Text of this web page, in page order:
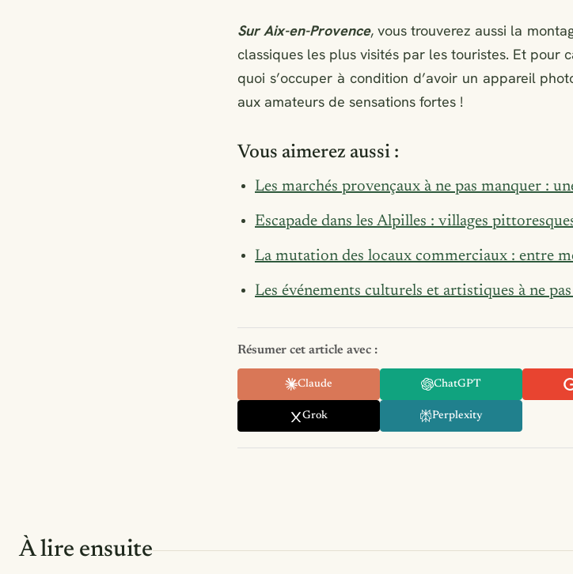
Sur Aix-en-Provence, vous trouverez aussi la
classiques les plus visités par les touristes. Et pour
quoi s’occuper à condition d’avoir un appareil
aux amateurs de sensations fortes !
Vous aimerez aussi :
Les marchés provençaux à ne pas manquer :
Escapade dans les Alpilles : villages
La mutation des locaux commerciaux : entre
Les événements culturels et artistiques à ne
Résumer cet article avec :
Claude ChatGPT
Grok Perplexity
À lire ensuite